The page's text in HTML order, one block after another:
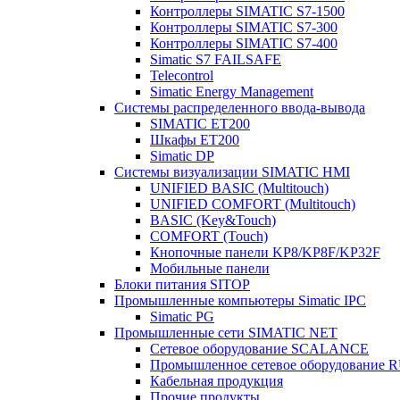
Контроллеры SIMATIC S7-1500
Контроллеры SIMATIC S7-300
Контроллеры SIMATIC S7-400
Simatic S7 FAILSAFE
Telecontrol
Simatic Energy Management
Системы распределенного ввода-вывода
SIMATIC ET200
Шкафы ET200
Simatic DP
Системы визуализации SIMATIC HMI
UNIFIED BASIC (Multitouch)
UNIFIED COMFORT (Multitouch)
BASIC (Key&Touch)
COMFORT (Touch)
Кнопочные панели KP8/KP8F/KP32F
Мобильные панели
Блоки питания SITOP
Промышленные компьютеры Simatic IPC
Simatic PG
Промышленные сети SIMATIC NET
Сетевое оборудование SCALANCE
Промышленное сетевое оборудование
Кабельная продукция
Прочие продукты